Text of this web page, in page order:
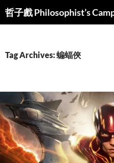
Skip
to哲子戲 Philosophist’s
Search
Tag Archives: 蝙蝠俠